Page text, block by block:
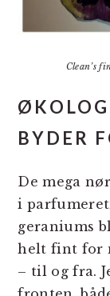
Clean’s
BYDER
De mega
i
geraniums
helt fint for
– til og fra.